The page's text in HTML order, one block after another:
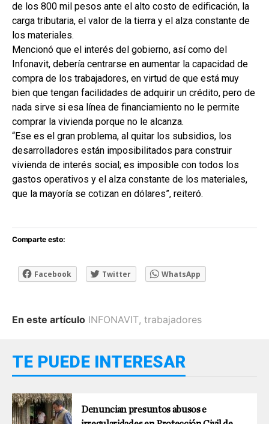
de los 800 mil pesos ante el alto costo de edificación, la
carga tributaria, el valor de la tierra y el alza constante de
los materiales.
Mencionó que el interés del gobierno, así como del
Infonavit, debería centrarse en aumentar la capacidad de
compra de los trabajadores, en virtud de que está muy
bien que tengan facilidades de adquirir un crédito, pero de
nada sirve si esa línea de financiamiento no le permite
comprar la vivienda porque no le alcanza.
“Ese es el gran problema, al quitar los subsidios, los
desarrolladores están imposibilitados para construir
vivienda de interés social; es imposible con todos los
gastos operativos y el alza constante de los materiales,
que la mayoría se cotizan en dólares”, reiteró.
Comparte esto:
Facebook Twitter WhatsApp
En este artículo INFONAVIT, trabajadores
TE PUEDE INTERESAR
Denuncian presuntos abusos e